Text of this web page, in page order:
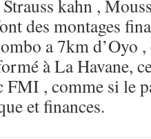
kahn ,
des montages
a 7km d’Oyo ,
à La Havane,
FMI , comme si le
et finances.